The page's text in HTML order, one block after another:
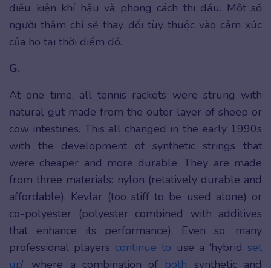
điều kiện khí hậu và phong cách thi đấu. Một số
người thậm chí sẽ thay đổi tùy thuộc vào cảm xúc
của họ tại thời điểm đó.
G.
At one time, all tennis rackets were strung with
natural gut made from the outer layer of sheep or
cow intestines. This all changed in the early 1990s
with the development of synthetic strings that
were cheaper and more durable. They are made
from three materials: nylon (relatively durable and
affordable), Kevlar (too stiff to be used alone) or
co-polyester (polyester combined with additives
that enhance its performance). Even so, many
professional players continue to use a ‘hybridset
up’, where a combination of both synthetic and